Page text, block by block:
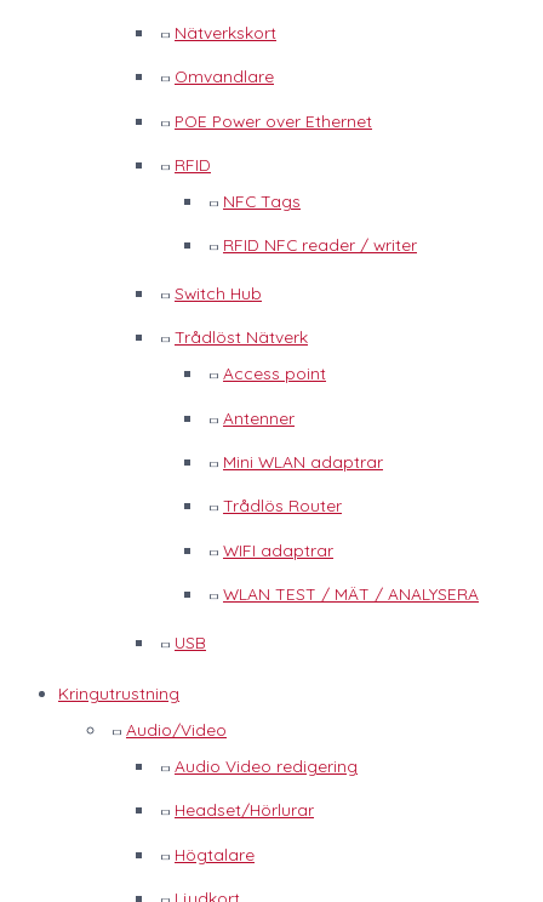
Nätverkskort
Omvandlare
POE Power over Ethernet
RFID
NFC Tags
RFID NFC reader / writer
Switch Hub
Trådlöst Nätverk
Access point
Antenner
Mini WLAN adaptrar
Trådlös Router
WIFI adaptrar
WLAN TEST / MÄT / ANALYSERA
USB
Kringutrustning
Audio/Video
Audio Video redigering
Headset/Hörlurar
Högtalare